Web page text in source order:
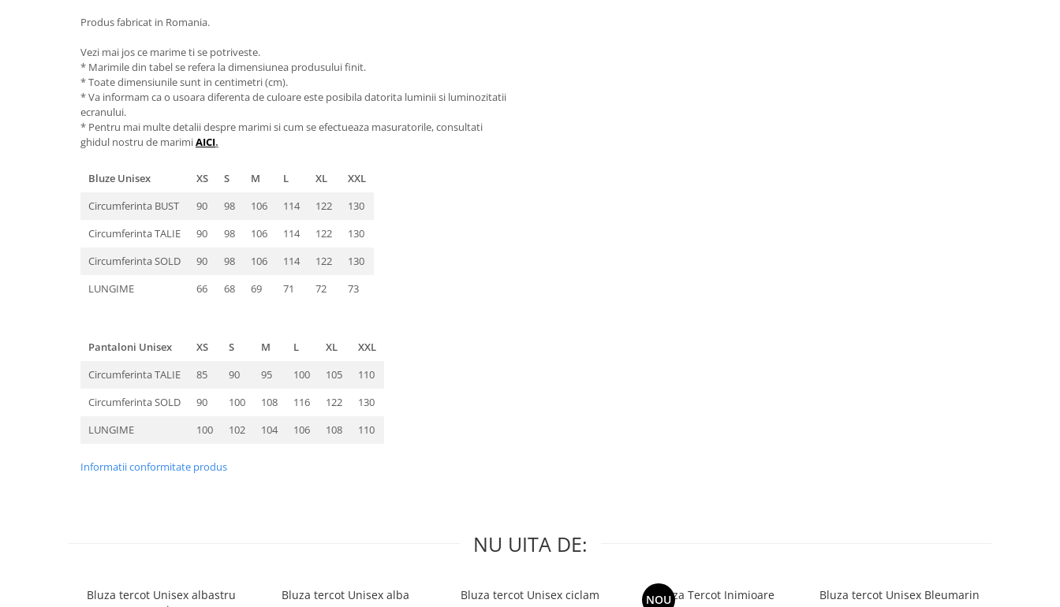
Produs fabricat in Romania.
Vezi mai jos ce marime ti se potriveste.
* Marimile din tabel se refera la dimensiunea produsului finit.
* Toate dimensiunile sunt in centimetri (cm).
* Va informam ca o usoara diferenta de culoare este posibila datorita luminii si luminozitatii
ecranului.
* Pentru mai multe detalii despre marimi si cum se efectueaza masuratorile, consultati
ghidul nostru de marimiAICI.
Bluze Unisex XS S M L XL
XXL
Circumferinta BUST
90 98 106 114 122
130
Circumferinta TALIE
90 98 106 114 122
130
Circumferinta SOLD
90 98 106 114 122
130
LUNGIME
66 68 69 71 72 73
Pantaloni Unisex XS S M L XL
XXL
Circumferinta TALIE
85 90 95 100 105
110
Circumferinta SOLD
90 100 108 116 122
130
LUNGIME
100 102 104 106 108 110
Informatii conformitate produs
NU UITA DE:
Bluza tercot Unisex albastru
Bluza tercot Unisex alba
Bluza tercot Unisex ciclam
NOU
Bluza Tercot Inimioare
Bluza tercot Unisex Bleumarin